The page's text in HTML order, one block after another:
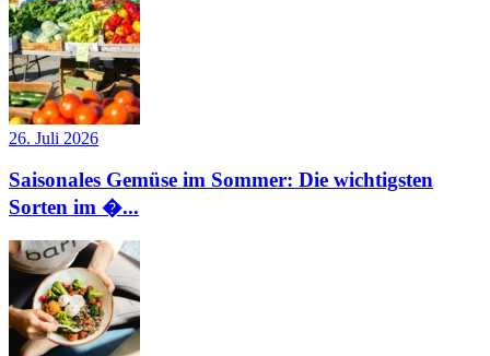
26. Juli 2026
Saisonales Gemüse im Sommer: Die wichtigsten
Sorten im �...